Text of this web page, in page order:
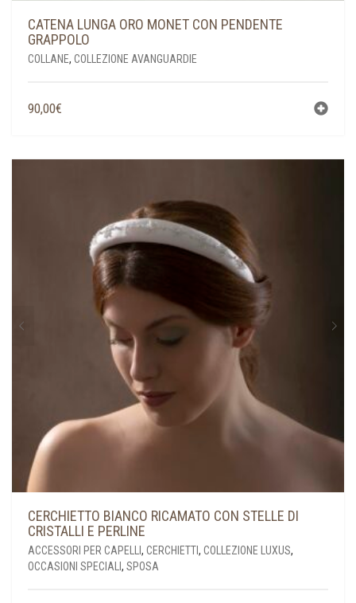
CATENA LUNGA ORO MONET CON PENDENTE
GRAPPOLO
COLLANE, COLLEZIONE AVANGUARDIE
90,00€
CERCHIETTO BIANCO RICAMATO CON STELLE DI
CRISTALLI E PERLINE
ACCESSORI PER CAPELLI , CERCHIETTI, COLLEZIONE LUXUS,
OCCASIONI SPECIALI , SPOSA